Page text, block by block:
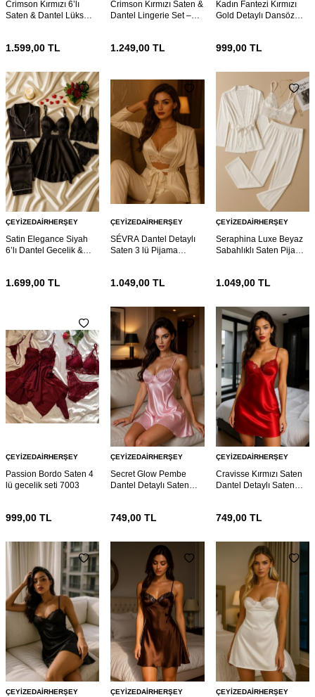
Crimson Kırmızı 6’lı
Saten & Dantel Lüks
1.599,00 TL
Crimson Kırmızı Saten &
Dantel Lingerie Set –
1.249,00 TL
Kadın Fantezi Kırmızı
Gold Detaylı Dansöz
999,00TL
ÇEYIZEDAIRHERŞEY
Satin Elegance Siyah
6’lı Dantel Gecelik &
1.699,00 TL
ÇEYIZEDAIRHERŞEY
SÉVRA Dantel Detaylı
Saten 3 lü Pijama
1.049,00 TL
ÇEYIZEDAIRHERŞEY
Seraphina Luxe Beyaz
Sabahlıklı Saten Pijama
1.049,00TL
ÇEYIZEDAIRHERŞEY
Passion Bordo Saten 4
lü gecelik seti 7003
999,00 TL
ÇEYIZEDAIRHERŞEY
Secret Glow Pembe
Dantel Detaylı Saten
749,00 TL
ÇEYIZEDAIRHERŞEY
Cravisse Kırmızı Saten
Dantel Detaylı Saten
749,00TL
ÇEYIZEDAIRHERŞEY ÇEYIZEDAIRHERŞEY ÇEYIZEDAIRHERŞEY